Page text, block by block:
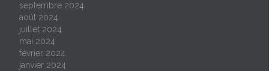
septembre 2024
août 2024
juillet 2024
mai 2024
février 2024
janvier 2024